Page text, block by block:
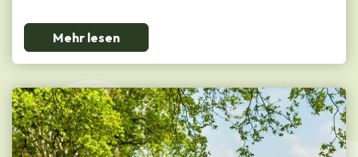
Mehr lesen